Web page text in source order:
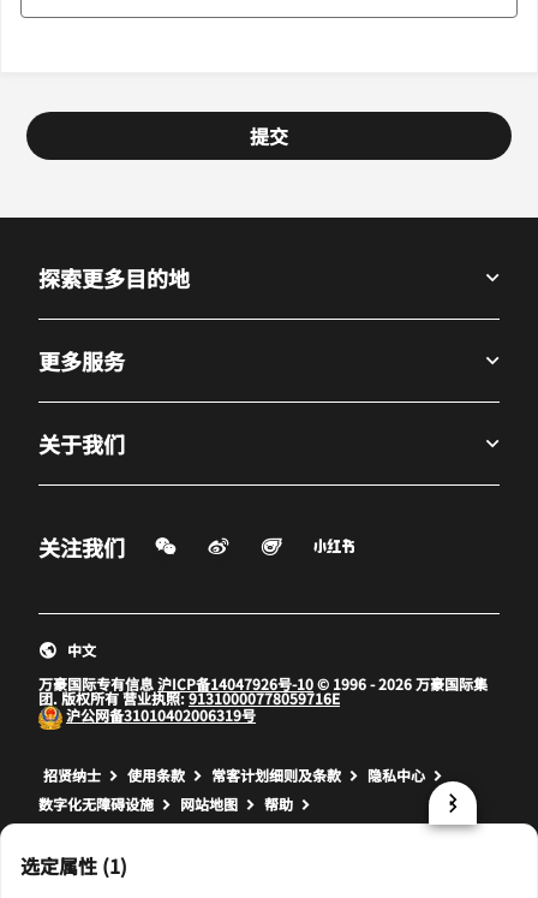
提交
选定属性 (1)
探索更多目的地
更多服务
关于我们
关注我们 微信扫一扫
微博
打开新窗口
飞猪
打开新窗口打开新窗口
万豪国际专有信息沪ICP备14047926号-10© 1996 - 2026 万豪国际集
团. 版权所有 营业执照:91310000778059716E
沪公网备31010402006319号
中文
招贤纳士 打开新窗口
使用条款 打开新窗口
常客计划细则及条款 打开新窗口
隐私中心
数字化无障碍设施
网站地图 帮助
prod17,5231E551-6739-5567-922D-CBF361B1AA37,rel-R24.9.4